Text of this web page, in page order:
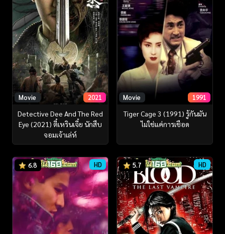
Movie 2021
Detective Dee And The Red
Eye (2021) ตี๋เหรินเจี๋ย นักสืบ
จอมเจ้าเล่ห์
Movie 1991
Tiger Cage 3 (1991) รู้กันมัน
ไม่ใช่แค่การเชือด
6.8 HD 5.7 HD